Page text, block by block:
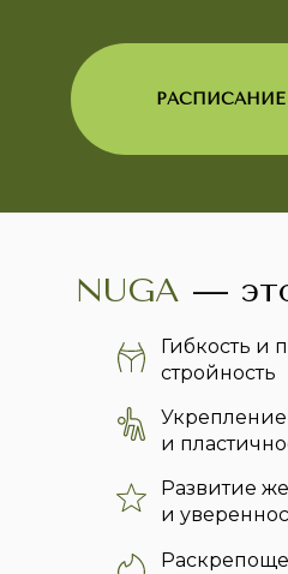
NUGA —
Гибкость и
стройность
и
Развитие
и